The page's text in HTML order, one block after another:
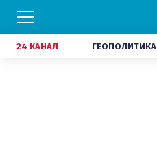
24 КАНАЛ ГЕОПОЛИТИКА